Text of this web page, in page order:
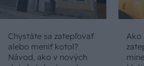
Chystáte sa zatepľovať
alebo meniť kotol?
Návod, ako v nových
Ako